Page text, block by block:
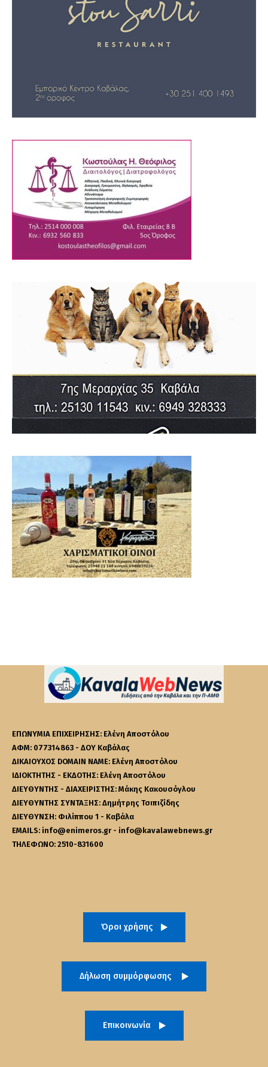
ΕΠΩΝΥΜΙΑ ΕΠΙΧΕΙΡΗΣΗΣ: Ελένη Αποστόλου
ΑΦΜ: 077314863 - ΔΟΥ Καβάλας
ΔΙΚΑΙΟΥΧΟΣ DOMAIN NAME: Ελένη Αποστόλου
ΙΔΙΟΚΤΗΤΗΣ - ΕΚΔΟΤΗΣ: Ελένη Αποστόλου
ΔΙΕΥΘΥΝΤΗΣ - ΔΙΑΧΕΙΡΙΣΤΗΣ: Μάκης Κακουσόγλου
ΔΙΕΥΘΥΝΤΗΣ ΣΥΝΤΑΞΗΣ: Δημήτρης Τσιπιζίδης
ΔΙΕΥΘΥΝΣΗ: Φιλίππου 1 - Καβάλα
EMAILS: info@enimeros.gr - info@kavalawebnews.gr
ΤΗΛΕΦΩΝΟ: 2510-831600
Όροι χρήσης
Δήλωση συμμόρφωσης
Επικοινωνία